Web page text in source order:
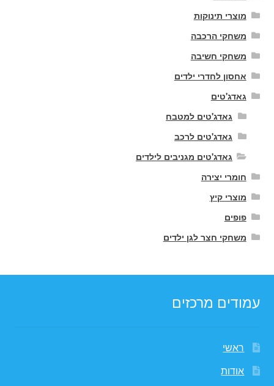
מוצרי תינוקות
משחקי הרכבה
משחקי חשיבה
אחסון לחדרי ילדים
גאדג'טים
גאדג'טים למטבח
גאדג'טים לרכב
גאדג'טים מגניבים לילדים
חומרי יצירה
מוצרי קיץ
פופים
משחקי חצר לגן ילדים
עמודים מרכזים
ראשי
אודות